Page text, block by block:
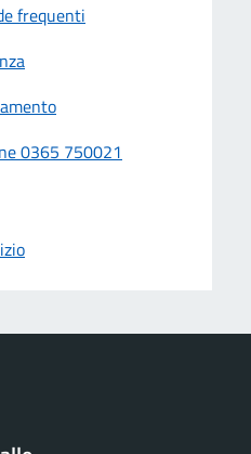
frequenti
0365 750021